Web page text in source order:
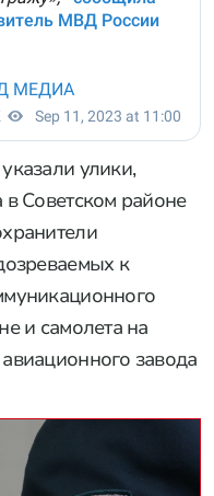
улики,
Советском районе
к
и самолета на
завода